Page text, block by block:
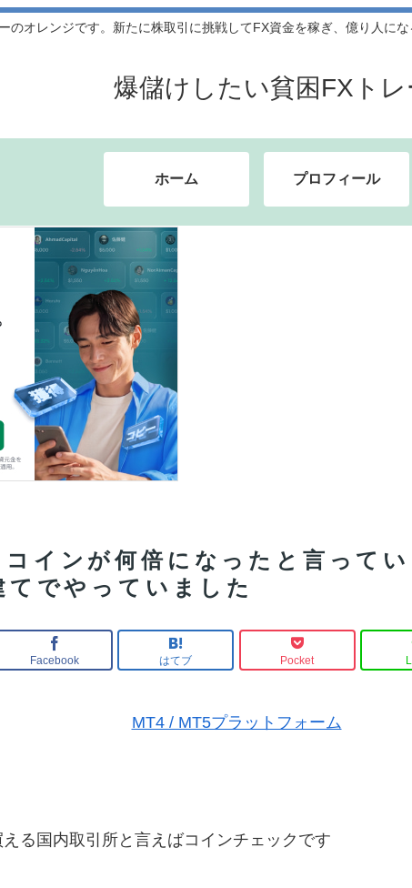
のオレンジです。新たに株取引に挑戦してFX資金を稼ぎ、億り人に
爆儲けしたい貧困FXト
ホーム プロフィール
インが何倍になったと言ってい
でやっていました
Facebook はてブ Pocket
MT4 / MT5プラットフォーム
る国内取引所と言えばコインチェックです